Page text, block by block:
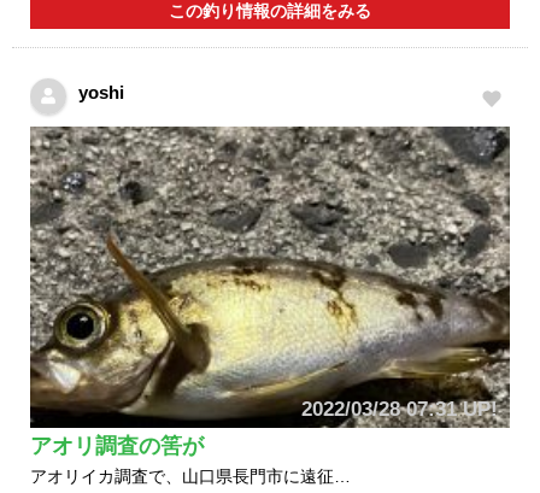
この釣り情報の詳細をみる
yoshi
2022/03/28 07:31 UP!
アオリ調査の筈が
アオリイカ調査で、山口県長門市に遠征…